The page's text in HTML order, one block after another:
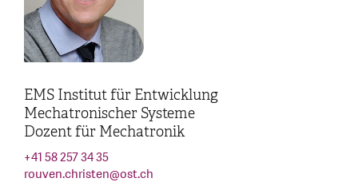
EMS Institut für Entwicklung
Mechatronischer Systeme
Dozent für Mechatronik
+41 58 257 34 35
rouven.christen@ost.ch